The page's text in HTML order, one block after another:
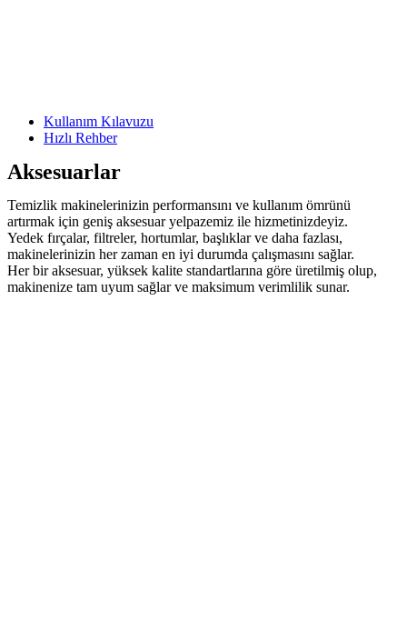
Kullanım Kılavuzu
Hızlı Rehber
Aksesuarlar
Temizlik makinelerinizin performansını ve kullanım ömrünü
artırmak için geniş aksesuar yelpazemiz ile hizmetinizdeyiz.
Yedek fırçalar, filtreler, hortumlar, başlıklar ve daha fazlası,
makinelerinizin her zaman en iyi durumda çalışmasını sağlar.
Her bir aksesuar, yüksek kalite standartlarına göre üretilmiş olup,
makinenize tam uyum sağlar ve maksimum verimlilik sunar.